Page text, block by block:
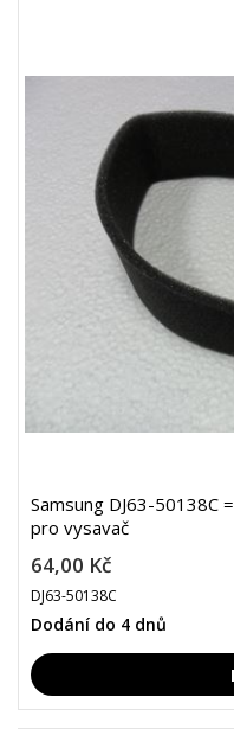
Samsung DJ63-50138C
pro vysavač
64,00 Kč
DJ63-50138C
Dodání do 4 dnů